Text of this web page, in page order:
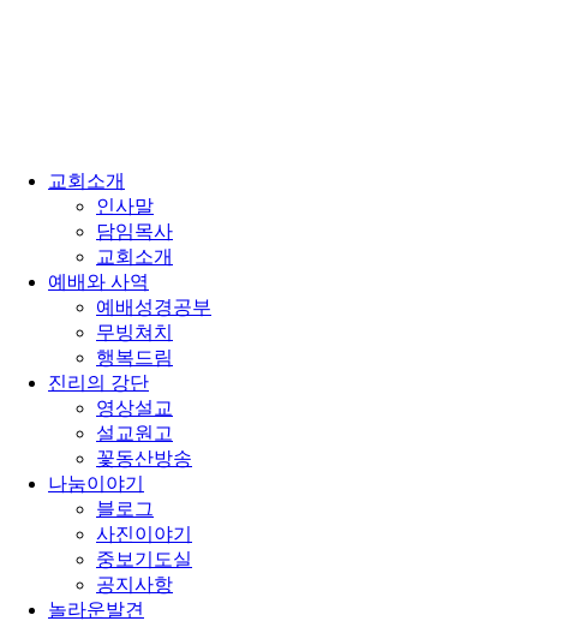
교회소개
인사말
담임목사
교회소개
예배와 사역
예배성경공부
무빙쳐치
행복드림
진리의 강단
영상설교
설교원고
꽃동산방송
나눔이야기
블로그
사진이야기
중보기도실
공지사항
놀라운발견